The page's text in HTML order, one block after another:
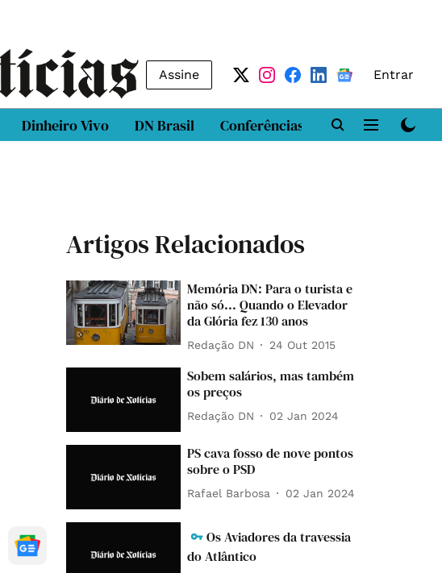
Assine Entrar
Dinheiro Vivo DN Brasil Conferências DN LAB
Artigos Relacionados
Memória DN: Para o turista e
não só... Quando o Elevador
da Glória fez 130 anos
Redação DN 24 Out 2015
Sobem salários, mas também
os preços
Redação DN 02 Jan 2024
PS cava fosso de nove pontos
sobre o PSD
Rafael Barbosa 02 Jan 2024
Os Aviadores da travessia
do Atlântico